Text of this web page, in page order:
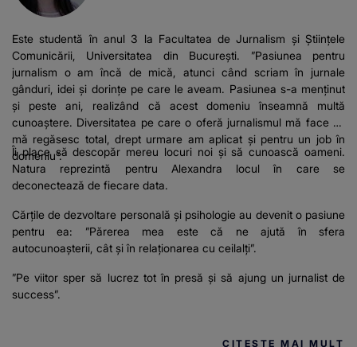
Este studentă în anul 3 la Facultatea de Jurnalism și Științele
Comunicării, Universitatea din București. ”Pasiunea pentru
jurnalism o am încă de mică, atunci când scriam în jurnale
gânduri, idei și dorințe pe care le aveam. Pasiunea s-a menținut
și peste ani, realizând că acest domeniu înseamnă multă
cunoaștere. Diversitatea pe care o oferă jurnalismul mă face să
mă regăsesc total, drept urmare am aplicat și pentru un job în
domeniu”.
Îi place să descopăr mereu locuri noi și să cunoască oameni.
Natura reprezintă pentru Alexandra locul în care se
deconectează de fiecare data.
Cărțile de dezvoltare personală și psihologie au devenit o pasiune
pentru ea: ”Părerea mea este că ne ajută în sfera
autocunoașterii, cât și în relaționarea cu ceilalți”.
”Pe viitor sper să lucrez tot în presă și să ajung un jurnalist de
success”.
CITEȘTE MAI MULT